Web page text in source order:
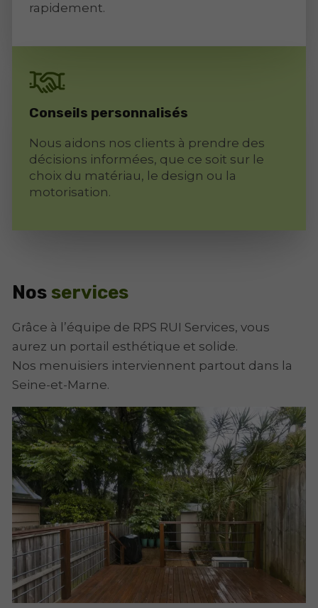
rapidement.
Conseils personnalisés
Nous aidons nos clients à prendre des
décisions informées, que ce soit sur le
choix du matériau, le design ou la
motorisation.
Nos services
Grâce à l’équipe de RPS RUI Services, vous
aurez un portail esthétique et solide.
Nos menuisiers interviennent partout dans la
Seine-et-Marne.